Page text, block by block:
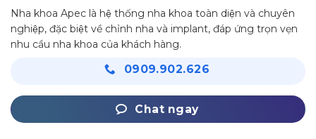
Nha khoa Apec là hệ thống nha khoa toàn diện và chuyên
nghiệp, đặc biệt về chỉnh nha và implant, đáp ứng trọn vẹn
nhu cầu nha khoa của khách hàng.
0909.902.626
Chat ngay